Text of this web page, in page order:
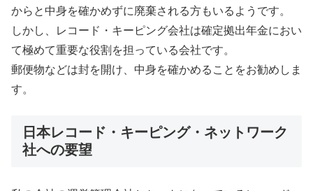
からと中身を確かめずに廃棄される方もいるようです。
しかし、レコード・キーピング会社は確定拠出年金におい
て極めて重要な役割を担っている会社です。
郵便物などは封を開け、中身を確かめることをお勧めしま
す。
日本レコード・キーピング・ネットワーク
社への要望